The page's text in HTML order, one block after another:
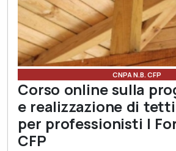
CNPA N.B. CFP
Corso online sulla
e realizzazione di
per professionisti |
CFP